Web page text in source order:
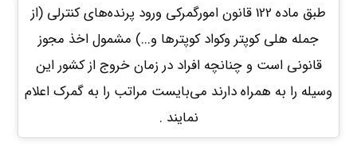
طبق ماده 122 قانون امورگمرکی ورود پرنده‌های کنترلی (از
جمله هلی کوپتر وکواد کوپترها و...) مشمول اخذ مجوز
قانونی است و چنانچه افراد در زمان خروج از کشور این
وسیله را به همراه دارند می‌بایست مراتب را به گمرک اعلام
نمایند .